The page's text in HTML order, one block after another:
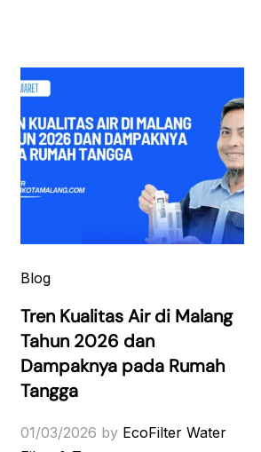
Blog
Tren Kualitas Air di Malang
Tahun 2026 dan
Dampaknya pada Rumah
Tangga
01/03/2026 by EcoFilter Water